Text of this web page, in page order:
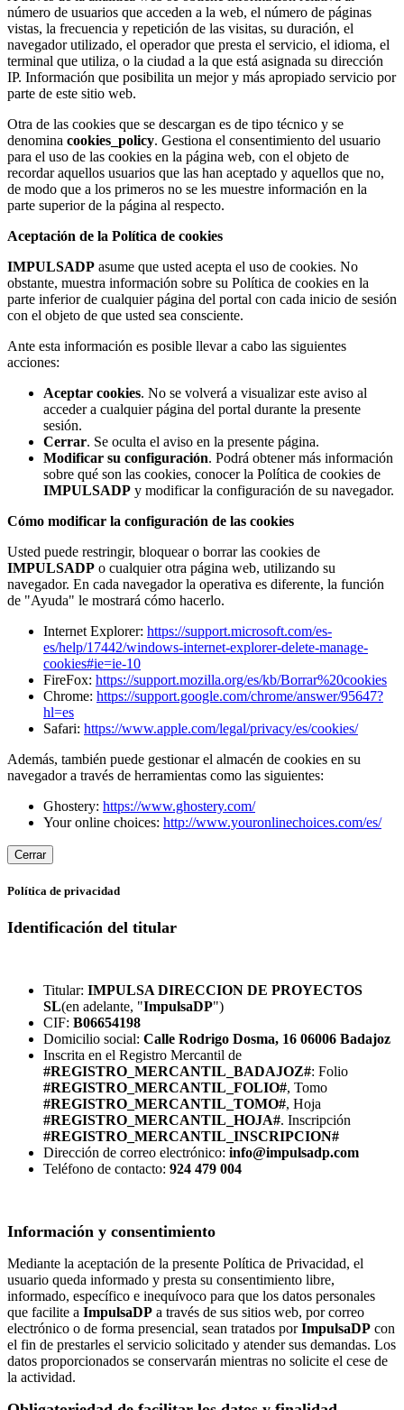
número de usuarios que acceden a la web, el número de páginas
vistas, la frecuencia y repetición de las visitas, su duración, el
navegador utilizado, el operador que presta el servicio, el idioma, el
terminal que utiliza, o la ciudad a la que está asignada su dirección
IP. Información que posibilita un mejor y más apropiado servicio por
parte de este sitio web.
Otra de las cookies que se descargan es de tipo técnico y se
denomina cookies_policy. Gestiona el consentimiento del usuario
para el uso de las cookies en la página web, con el objeto de
recordar aquellos usuarios que las han aceptado y aquellos que no,
de modo que a los primeros no se les muestre información en la
parte superior de la página al respecto.
Aceptación de la Política de cookies
IMPULSADP asume que usted acepta el uso de cookies. No
obstante, muestra información sobre su Política de cookies en la
parte inferior de cualquier página del portal con cada inicio de sesión
con el objeto de que usted sea consciente.
Ante esta información es posible llevar a cabo las siguientes
acciones:
Aceptar cookies. No se volverá a visualizar este aviso al
acceder a cualquier página del portal durante la presente
sesión.
Cerrar. Se oculta el aviso en la presente página.
Modificar su configuración. Podrá obtener más información
sobre qué son las cookies, conocer la Política de cookies de
IMPULSADP y modificar la configuración de su navegador.
Cómo modificar la configuración de las cookies
Usted puede restringir, bloquear o borrar las cookies de
IMPULSADP o cualquier otra página web, utilizando su
navegador. En cada navegador la operativa es diferente, la función
de "Ayuda" le mostrará cómo hacerlo.
Internet Explorer: https://support.microsoft.com/es-
es/help/17442/windows-internet-explorer-delete-manage-
cookies#ie=ie-10
FireFox: https://support.mozilla.org/es/kb/Borrar%20cookies
Chrome: https://support.google.com/chrome/answer/95647?
hl=es
Safari: https://www.apple.com/legal/privacy/es/cookies/
Además, también puede gestionar el almacén de cookies en su
navegador a través de herramientas como las siguientes:
Ghostery: https://www.ghostery.com/
Your online choices: http://www.youronlinechoices.com/es/
Cerrar
Política de privacidad
Identificación del titular
Titular: IMPULSA DIRECCION DE PROYECTOS
SL(en adelante, "ImpulsaDP")
CIF: B06654198
Domicilio social: Calle Rodrigo Dosma, 16 06006 Badajoz
Inscrita en el Registro Mercantil de
#REGISTRO_MERCANTIL_BADAJOZ#: Folio
#REGISTRO_MERCANTIL_FOLIO#, Tomo
#REGISTRO_MERCANTIL_TOMO#, Hoja
#REGISTRO_MERCANTIL_HOJA#. Inscripción
#REGISTRO_MERCANTIL_INSCRIPCION#
Dirección de correo electrónico: info@impulsadp.com
Teléfono de contacto: 924 479 004
Información y consentimiento
Mediante la aceptación de la presente Política de Privacidad, el
usuario queda informado y presta su consentimiento libre,
informado, específico e inequívoco para que los datos personales
que facilite a ImpulsaDP a través de sus sitios web, por correo
electrónico o de forma presencial, sean tratados porImpulsaDP con
el fin de prestarles el servicio solicitado y atender sus demandas. Los
datos proporcionados se conservarán mientras no solicite el cese de
la actividad.